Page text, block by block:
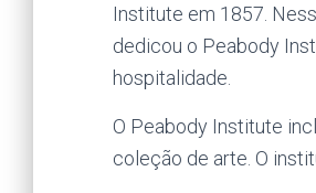
Institute em 1857.
dedicou o Peabody
hospitalidade.
O Peabody Institute
coleção de arte. O